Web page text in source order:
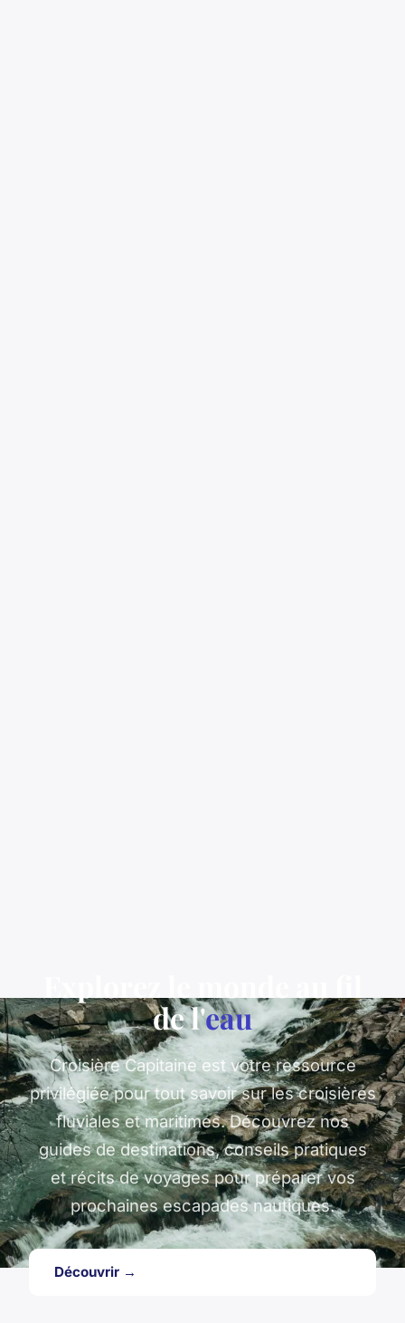
de l'eau
Croisière Capitaine est votre ressource
privilégiée pour tout savoir sur les croisières
fluviales et maritimes. Découvrez nos
guides de destinations, conseils pratiques
et récits de voyages pour préparer vos
prochaines escapades nautiques.
Découvrir →